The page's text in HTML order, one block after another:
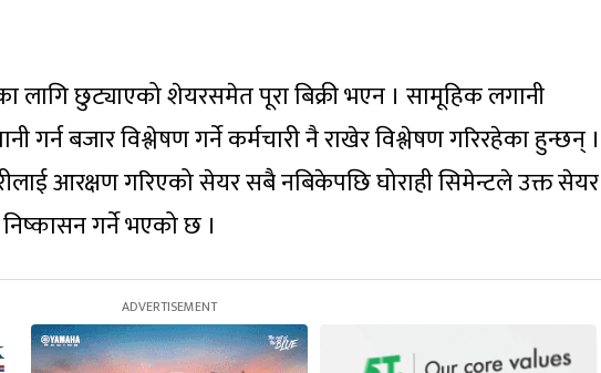
लागि छुट्याएको शेयरसमेत पूरा बिक्री भएन । सामूहिक लगानी
गर्न बजार विश्लेषण गर्ने कर्मचारी नै राखेर विश्लेषण गरिरहेका हुन्छन् ।
आरक्षण गरिएको सेयर सबै नबिकेपछि घोराही सिमेन्टले उक्त सेयर
गर्ने भएको छ ।